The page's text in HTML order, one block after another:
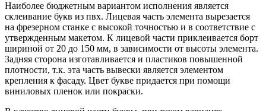
Наиболее бюджетным вариантом исполнения является
склеивание букв из пвх. Лицевая часть элемента вырезается
на фрезерном станке с высокой точностью и в соответствие с
утвержденным макетом. К лицевой части приклеивается борт
шириной от 20 до 150 мм, в зависимости от высоты элемента.
Задняя сторона изготавливается и пластиков повышенной
плотности, т.к. эта часть вывески является элементом
крепления к фасаду. Цвет букве придается при помощи
виниловых пленок или покраски.